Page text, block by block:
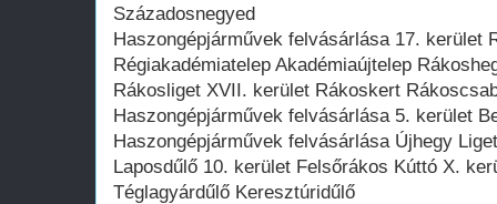
Századosnegyed
Haszongépjárművek felvásárlása 17. kerület
Régiakadémiatelep Akadémiaújtelep
Rákosliget XVII. kerület Rákoskert
Haszongépjárművek felvásárlása 5. kerület
Haszongépjárművek felvásárlása Újhegy
Laposdűlő 10. kerület Felsőrákos Kúttó X.
Téglagyárdűlő Keresztúridűlő